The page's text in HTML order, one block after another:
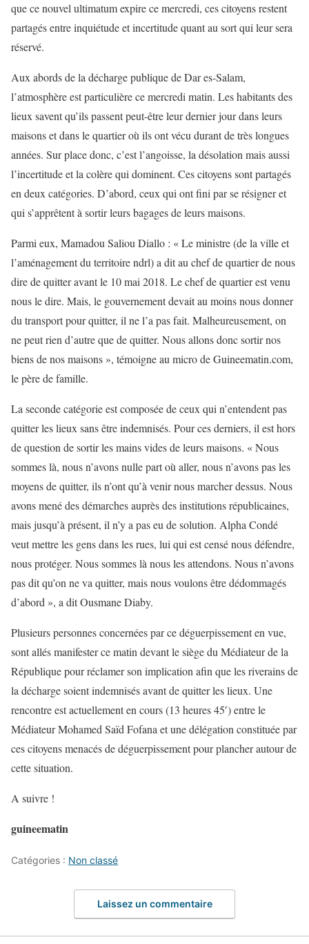
que ce nouvel ultimatum expire ce mercredi, ces citoyens restent
partagés entre inquiétude et incertitude quant au sort qui leur sera
réservé.
Aux abords de la décharge publique de Dar es-Salam,
l’atmosphère est particulière ce mercredi matin. Les habitants des
lieux savent qu’ils passent peut-être leur dernier jour dans leurs
maisons et dans le quartier où ils ont vécu durant de très longues
années. Sur place donc, c’est l’angoisse, la désolation mais aussi
l’incertitude et la colère qui dominent. Ces citoyens sont partagés
en deux catégories. D’abord, ceux qui ont fini par se résigner et
qui s’apprêtent à sortir leurs bagages de leurs maisons.
Parmi eux, Mamadou Saliou Diallo : « Le ministre (de la ville et
l’aménagement du territoire ndrl) a dit au chef de quartier de nous
dire de quitter avant le 10 mai 2018. Le chef de quartier est venu
nous le dire. Mais, le gouvernement devait au moins nous donner
du transport pour quitter, il ne l’a pas fait. Malheureusement, on
ne peut rien d’autre que de quitter. Nous allons donc sortir nos
biens de nos maisons », témoigne au micro de Guineematin.com,
le père de famille.
La seconde catégorie est composée de ceux qui n’entendent pas
quitter les lieux sans être indemnisés. Pour ces derniers, il est hors
de question de sortir les mains vides de leurs maisons. « Nous
sommes là, nous n’avons nulle part où aller, nous n’avons pas les
moyens de quitter, ils n’ont qu’à venir nous marcher dessus. Nous
avons mené des démarches auprès des institutions républicaines,
mais jusqu’à présent, il n’y a pas eu de solution. Alpha Condé
veut mettre les gens dans les rues, lui qui est censé nous défendre,
nous protéger. Nous sommes là nous les attendons. Nous n’avons
pas dit qu’on ne va quitter, mais nous voulons être dédommagés
d’abord », a dit Ousmane Diaby.
Plusieurs personnes concernées par ce déguerpissement en vue,
sont allés manifester ce matin devant le siège du Médiateur de la
République pour réclamer son implication afin que les riverains de
la décharge soient indemnisés avant de quitter les lieux. Une
rencontre est actuellement en cours (13 heures 45′) entre le
Médiateur Mohamed Saïd Fofana et une délégation constituée par
ces citoyens menacés de déguerpissement pour plancher autour de
cette situation.
A suivre !
guineematin
Catégories : Non classé
Laissez un commentaire